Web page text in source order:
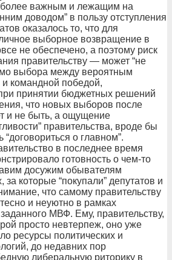
важным и лежащим на
доводом” в пользу отступления
оказалось то, что для
выборное возвращение в
не обеспечено, а поэтому риск
правительству — может “не
выбора между вероятным
командной победой,
принятии бюджетных решений
что новых выборов после
и не быть, а ощущение
правительства, вроде бы
о главном”.
в последнее время
готовность о чем-то
досужим обывателям
которые “покупали” депутатов и
что самому правительству
и неуютно в рамках
МВФ. Ему, правительству,
просто невтерпеж, оно уже
ресурсы политических и
до недавних пор
либеральную риторику в